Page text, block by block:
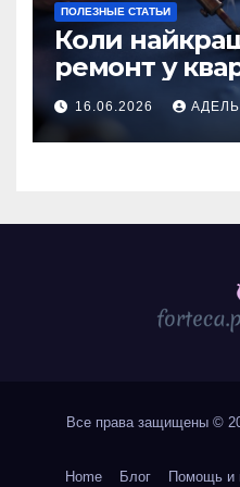
ПОЛЕЗНЫЕ СТАТЬИ
Коли
ремонт у
та16.06.2026
Все права защищены ©
Home Блог Помощь и